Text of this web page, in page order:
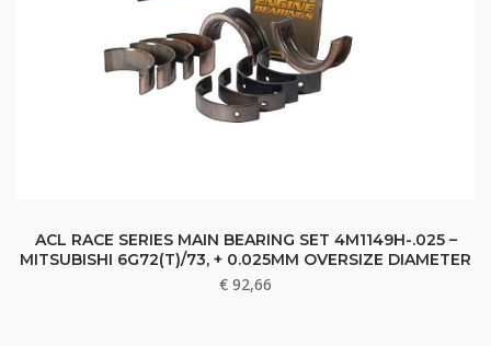
ACL RACE SERIES MAIN BEARING SET 4M1149H-.025 –
MITSUBISHI 6G72(T)/73, + 0.025MM OVERSIZE DIAMETER
€ 92,66